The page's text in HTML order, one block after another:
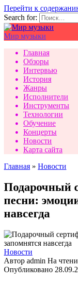
Перейти к
Search for:
Мир музыки
Главная
Обзоры
Интервью
История
Жанры
Исполнители
Инструменты
Технологии
Обучение
Концерты
Новости
Карта сайта
Главная » Новости
Подарочный
песни:
навсегда
Новости
Автор admin На
Опубликовано